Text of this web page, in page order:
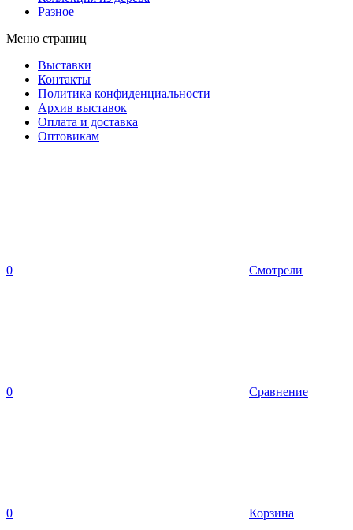
Разное
Меню страниц
Выставки
Контакты
Политика конфиденциальности
Архив выставок
Оплата и доставка
Оптовикам
0 Смотрели
0 Сравнение
0 Корзина